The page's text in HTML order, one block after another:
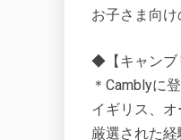
お子さま向け
◆【キャンブ
＊Camblyに
イギリス、
厳選された